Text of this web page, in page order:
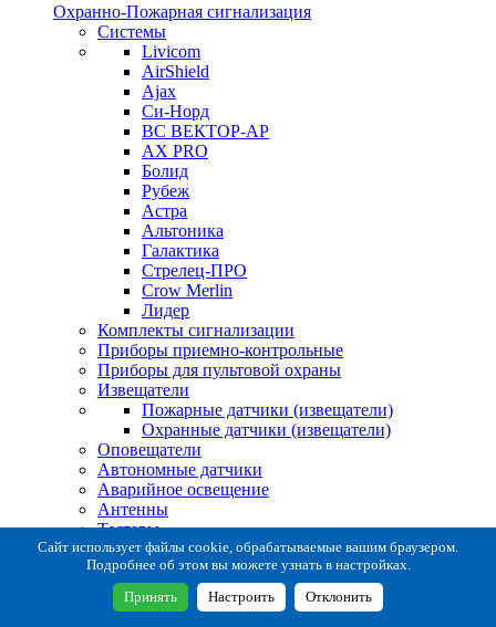
Охранно-Пожарная сигнализация
Системы
Livicom
AirShield
Ajax
Си-Норд
ВС ВЕКТОР-АР
AX PRO
Болид
Рубеж
Астра
Альтоника
Галактика
Стрелец-ПРО
Crow Merlin
Лидер
Комплекты сигнализации
Приборы приемно-контрольные
Приборы для пультовой охраны
Извещатели
Пожарные датчики (извещатели)
Охранные датчики (извещатели)
Оповещатели
Автономные датчики
Аварийное освещение
Антенны
Тестеры
Система сбора извещений
Расходные и монтажные материалы
Коробки коммутационные
Кронштейны для извещателей
Сайт использует файлы cookie, обрабатываемые вашим браузером.
Подробнее об этом вы можете узнать в настройках.
Принять Настроить Отклонить